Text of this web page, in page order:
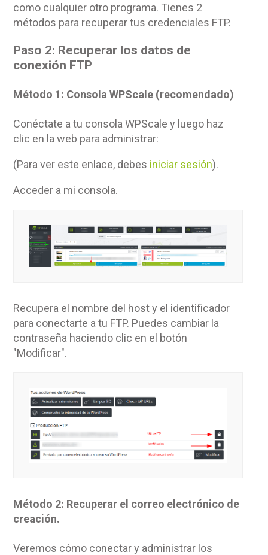
como cualquier otro programa. Tienes 2
métodos para recuperar tus credenciales FTP.
Paso 2: Recuperar los datos de
conexión FTP
Método 1: Consola WPScale (recomendado)
Conéctate a tu consola WPScale y luego haz
clic en la web para administrar:
(Para ver este enlace, debes iniciar sesión).
Acceder a mi consola.
Recupera el nombre del host y el identificador
para conectarte a tu FTP. Puedes cambiar la
contraseña haciendo clic en el botón
"Modificar".
Método 2: Recuperar el correo electrónico de
creación.
Veremos cómo conectar y administrar los